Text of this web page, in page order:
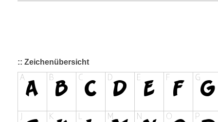
:: Zeichenübersicht